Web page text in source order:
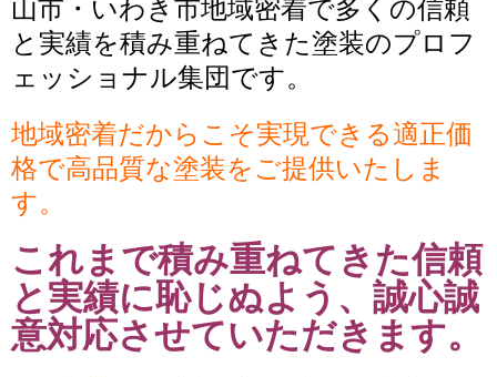
山市・いわき市地域密着で多くの信頼
と実績を積み重ねてきた塗装のプロフ
ェッショナル集団です。
地域密着だからこそ実現できる適正価
格で高品質な塗装をご提供いたしま
す。
これまで積み重ねてきた信頼
と実績に恥じぬよう、誠心誠
意対応させていただきます。